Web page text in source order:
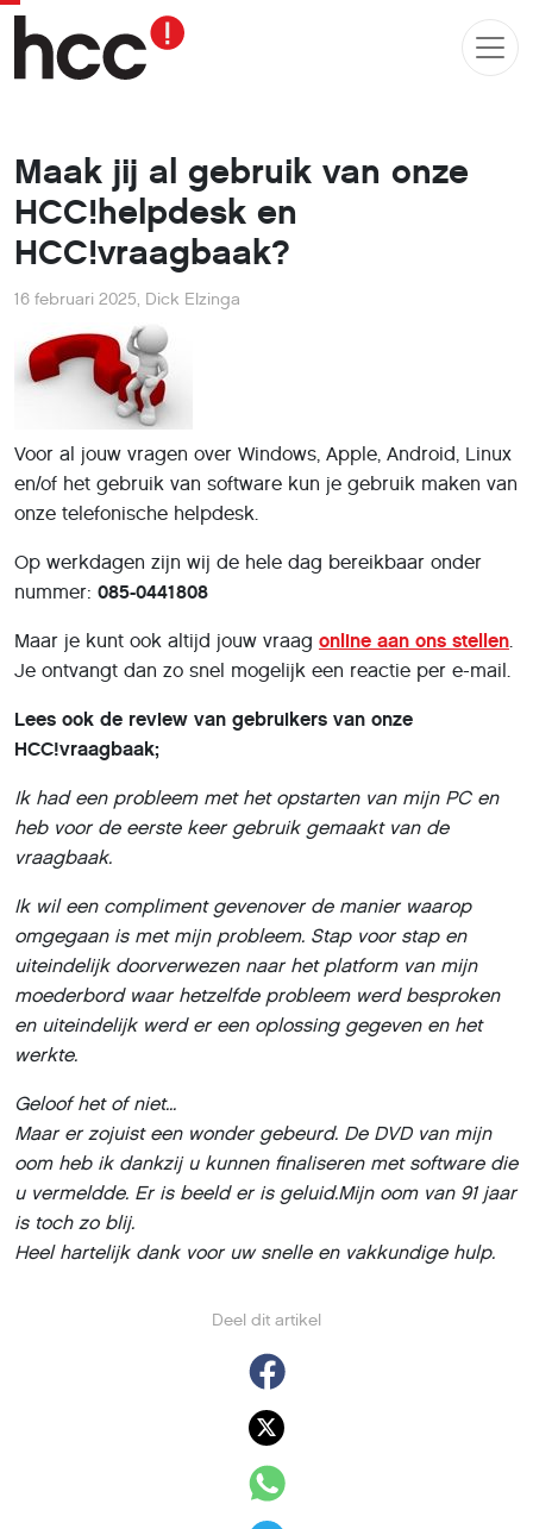
Maak jij al gebruik van onze
HCC!helpdesk en
HCC!vraagbaak?
Deel dit artikel
16 februari 2025, Dick Elzinga
Voor al jouw vragen over Windows, Apple, Android, Linux
en/of het gebruik van software kun je gebruik maken van
onze telefonische helpdesk.
Op werkdagen zijn wij de hele dag bereikbaar onder
nummer: 085-0441808
Maar je kunt ook altijd jouw vraag online aan ons stellen.
Je ontvangt dan zo snel mogelijk een reactie per e-mail.
Lees ook de review van gebruikers van onze
HCC!vraagbaak;
Ik had een probleem met het opstarten van mijn PC en
heb voor de eerste keer gebruik gemaakt van de
vraagbaak.
Ik wil een compliment gevenover de manier waarop
omgegaan is met mijn probleem. Stap voor stap en
uiteindelijk doorverwezen naar het platform van mijn
moederbord waar hetzelfde probleem werd besproken
en uiteindelijk werd er een oplossing gegeven en het
werkte.
Geloof het of niet...
Maar er zojuist een wonder gebeurd. De DVD van mijn
oom heb ik dankzij u kunnen finaliseren met software die
u vermeldde. Er is beeld er is geluid.Mijn oom van 91 jaar
is toch zo blij.
Heel hartelijk dank voor uw snelle en vakkundige hulp.